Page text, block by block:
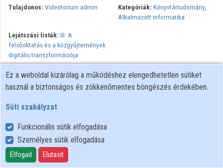
Tulajdonos: Videotorium admin Kategóriák: Könyvtártudomány,
Alkalmazott informatika
Lejátszási listák: III. A
felsőoktatás és a közgyűjtemények
digitális transzformációja
Felhasználói szabályzat
Adatkezelési tájékoztató
Süti szabályzat
Ez a weboldal kizárólag a működéshez elengedhetetlen sütiket
használ a biztonságos és zökkenőmentes böngészés érdekében.
Süti szabályzat
Funkcionális sütik elfogadása
Személyes sütik elfogadása
Elfogad Elutasít